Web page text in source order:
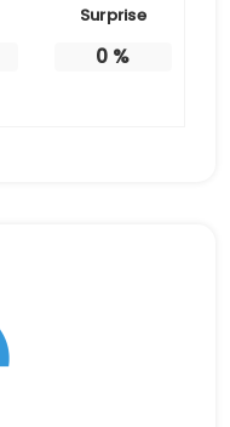
Surprise
0 %